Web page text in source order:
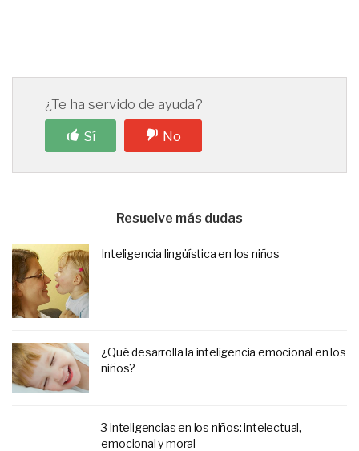
¿Te ha servido de ayuda?
Sí
No
Resuelve más dudas
Inteligencia lingüística en los niños
¿Qué desarrolla la inteligencia emocional en los
niños?
3 inteligencias en los niños: intelectual,
emocional y moral